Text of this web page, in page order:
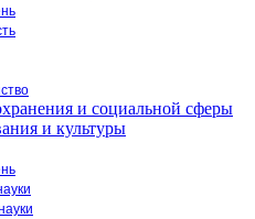
и социальной сферы
и культуры